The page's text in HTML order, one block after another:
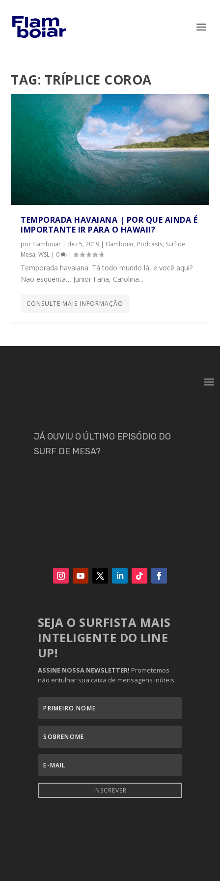
TAG: TRÍPLICE COROA
TEMPORADA HAVAIANA | POR QUE AINDA É
IMPORTANTE IR PARA O HAWAII?
por Flamboiar | dez 5, 2019 | Flamboiar, Podcasts, Surf de
Mesa,WSL | 0 |
Temporada havaiana. Tá todo mundo lá, e você aqui?
Não esquenta… Junior Faria, Carolina...
CONSULTE MAIS INFORMAÇÃO
JÁ OUVIU O ÚLTIMO EPISÓDIO DO
SURF DE MESA?
SEJA O SURFISTA MAIS
INTELIGENTE DO LINE
UP!
ASSINE NOSSA NEWSLETTER! Prometemos
não entulhar sua caixa de mensagens inúteis.
INSCREVER